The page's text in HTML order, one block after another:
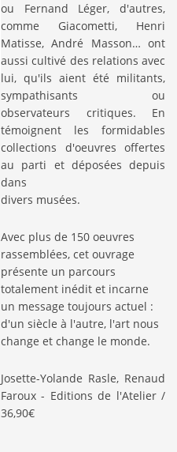
ou Fernand Léger, d'autres,
comme Giacometti, Henri
Matisse, André Masson… ont
aussi cultivé des relations avec
lui, qu'ils aient été militants,
sympathisants ou
observateurs critiques. En
témoignent les formidables
collections d'oeuvres offertes
au parti et déposées depuis
dans
divers musées.
Avec plus de 150 oeuvres
rassemblées, cet ouvrage
présente un parcours
totalement inédit et incarne
un message toujours actuel :
d'un siècle à l'autre, l'art nous
change et change le monde.
Josette-Yolande Rasle, Renaud
Faroux - Editions de l'Atelier /
36,90€